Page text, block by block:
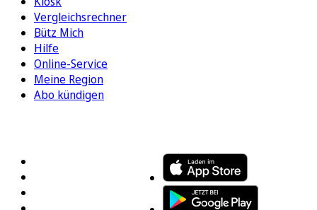
Vergleichsrechner
Bütz Mich
Hilfe
Online-Service
Meine Region
Abo kündigen